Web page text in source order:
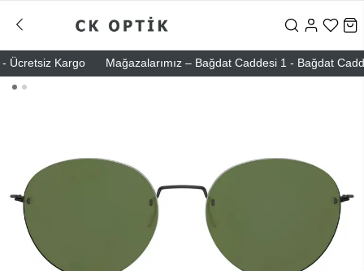
Kargo Mağazalarımız – Bağdat Caddesi 1 - Bağdat